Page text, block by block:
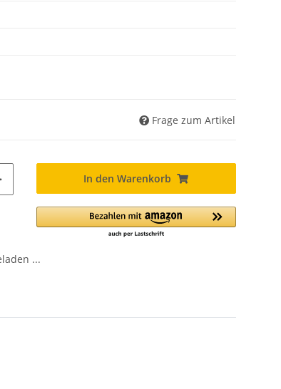
Frage zum Artikel
In den Warenkorb
...